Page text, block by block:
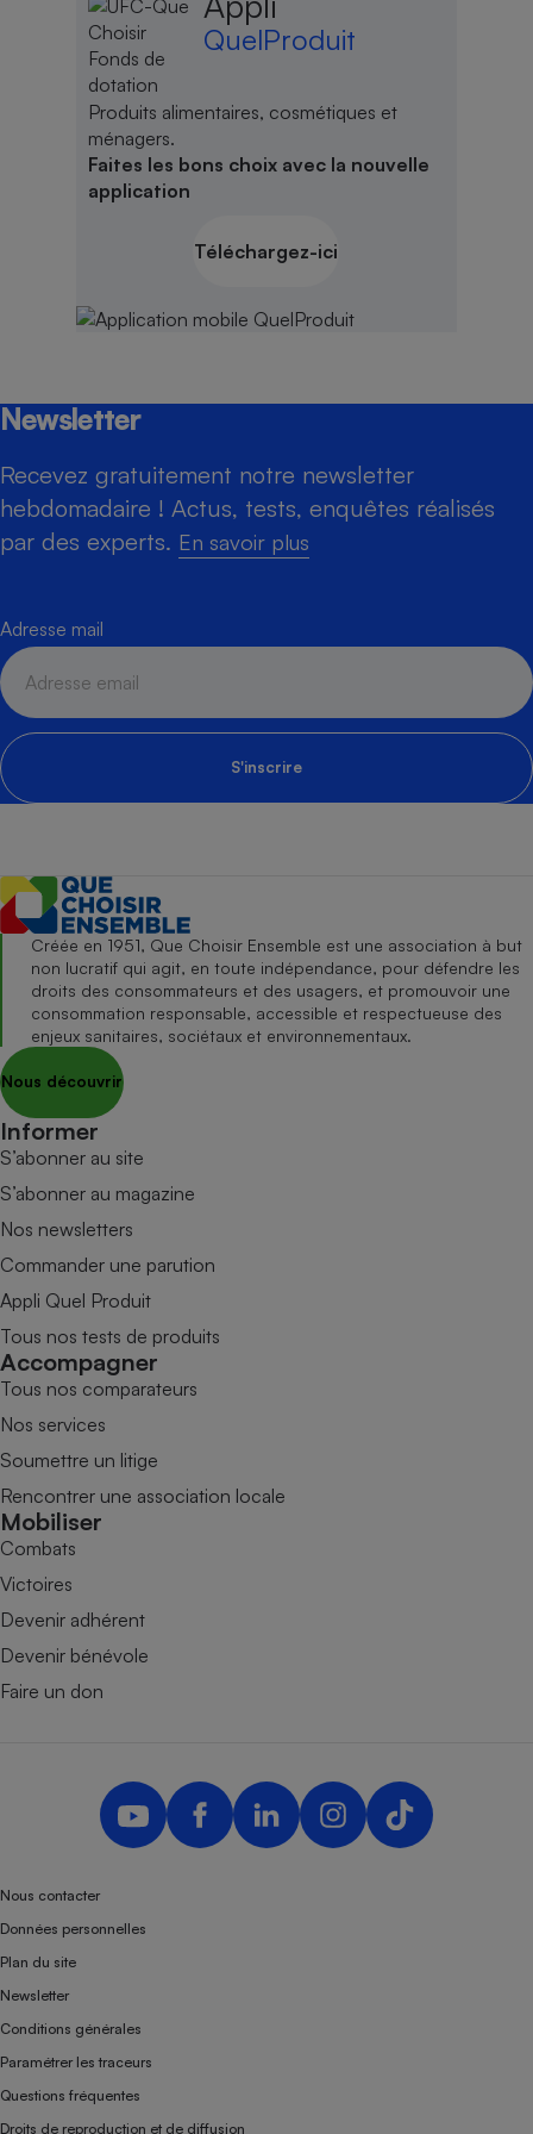
QuelProduit
Produits alimentaires, cosmétiques et
ménagers.
Faites les bons choix avec la nouvelle
application
Téléchargez-ici
Newsletter
Recevez gratuitement notre newsletter
hebdomadaire ! Actus, tests, enquêtes réalisés
par des experts. En savoir plus
Adresse mail
S'inscrire
Créée en 1951, Que Choisir Ensemble est une association à but
non lucratif qui agit, en toute indépendance, pour défendre les
droits des consommateurs et des usagers, et promouvoir une
consommation responsable, accessible et respectueuse des
enjeux sanitaires, sociétaux et environnementaux.
Nous découvrir
Informer
S’abonner au site
S’abonner au magazine
Nos newsletters
Commander une parution
Appli Quel Produit
Tous nos tests de produits
Accompagner
Tous nos comparateurs
Nos services
Soumettre un litige
Rencontrer une association locale
Mobiliser
Combats
Victoires
Devenir adhérent
Devenir bénévole
Faire un don
Nous contacter
Données personnelles
Plan du site
Newsletter
Conditions générales
Paramétrer les traceurs
Questions fréquentes
Droits de reproduction et de diffusion